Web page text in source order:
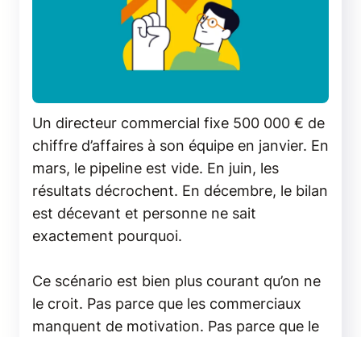
Un directeur commercial fixe 500 000 € de
chiffre d’affaires à son équipe en janvier. En
mars, le pipeline est vide. En juin, les
résultats décrochent. En décembre, le bilan
est décevant et personne ne sait
exactement pourquoi.
Ce scénario est bien plus courant qu’on ne
le croit. Pas parce que les commerciaux
manquent de motivation. Pas parce que le